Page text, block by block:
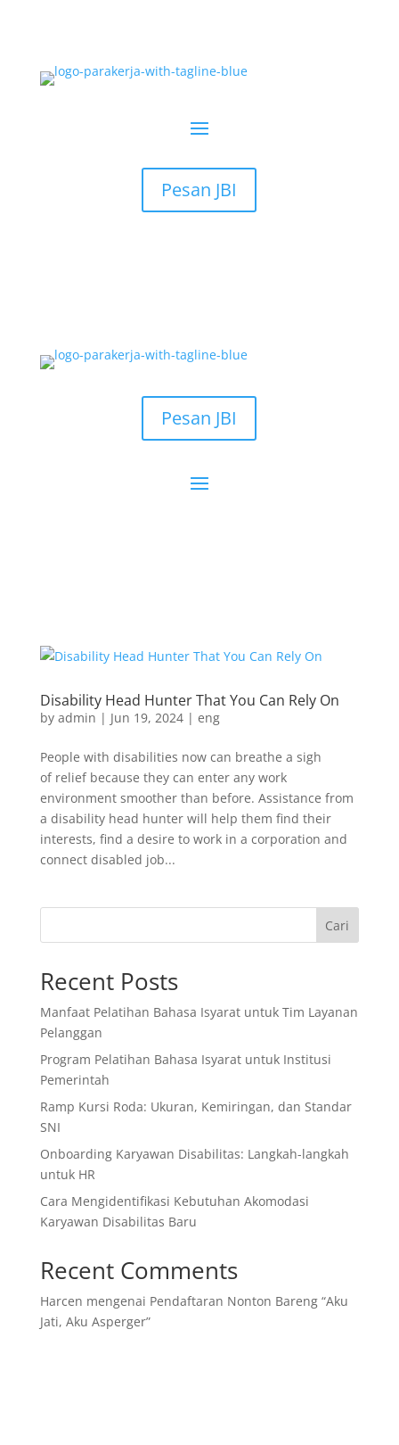
Pesan JBI
Pesan JBI
Disability Head Hunter That You Can Rely On
by admin | Jun 19, 2024| eng
People with disabilities now can breathe a sigh
of relief because they can enter any work
environment smoother than before. Assistance from
a disability head hunter will help them find their
interests, find a desire to work in a corporation and
connect disabled job...
Cari
Recent Posts
Manfaat Pelatihan Bahasa Isyarat untuk Tim Layanan
Pelanggan
Program Pelatihan Bahasa Isyarat untuk Institusi
Pemerintah
Ramp Kursi Roda: Ukuran, Kemiringan, dan Standar
SNI
Onboarding Karyawan Disabilitas: Langkah-langkah
untuk HR
Cara Mengidentifikasi Kebutuhan Akomodasi
Karyawan Disabilitas Baru
Recent Comments
Harcen mengenai Pendaftaran Nonton Bareng “Aku
Jati, Aku Asperger”